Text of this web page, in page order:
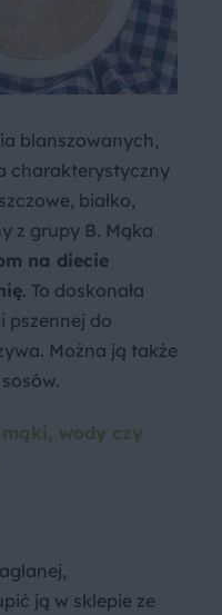
blanszowanych,
charakterystyczny
białko,
z grupy B. Mąka
na diecie
. To doskonała
pszennej do
Można ją także
wody czy
ją w sklepie ze